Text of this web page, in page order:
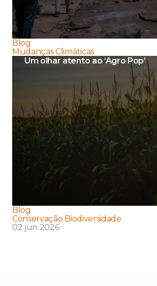
Blog
Mudanças Climáticas
Um olhar atento ao ‘Agro Pop’
Blog
Conservação Biodiversidade
02 jun 2026